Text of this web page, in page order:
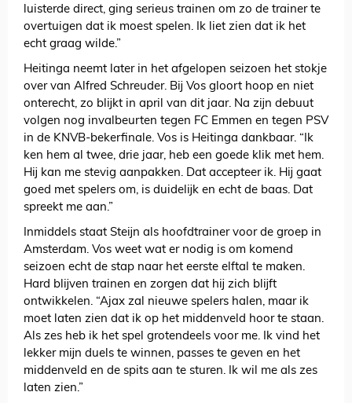
luisterde direct, ging serieus trainen om zo de trainer te
overtuigen dat ik moest spelen. Ik liet zien dat ik het
echt graag wilde.”
Heitinga neemt later in het afgelopen seizoen het stokje
over van Alfred Schreuder. Bij Vos gloort hoop en niet
onterecht, zo blijkt in april van dit jaar. Na zijn debuut
volgen nog invalbeurten tegen FC Emmen en tegen PSV
in de KNVB-bekerfinale. Vos is Heitinga dankbaar. “Ik
ken hem al twee, drie jaar, heb een goede klik met hem.
Hij kan me stevig aanpakken. Dat accepteer ik. Hij gaat
goed met spelers om, is duidelijk en echt de baas. Dat
spreekt me aan.”
Inmiddels staat Steijn als hoofdtrainer voor de groep in
Amsterdam. Vos weet wat er nodig is om komend
seizoen echt de stap naar het eerste elftal te maken.
Hard blijven trainen en zorgen dat hij zich blijft
ontwikkelen. “Ajax zal nieuwe spelers halen, maar ik
moet laten zien dat ik op het middenveld hoor te staan.
Als zes heb ik het spel grotendeels voor me. Ik vind het
lekker mijn duels te winnen, passes te geven en het
middenveld en de spits aan te sturen. Ik wil me als zes
laten zien.”